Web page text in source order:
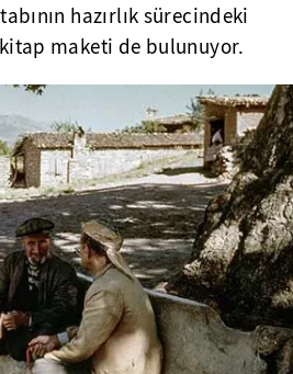
hazırlık sürecindeki
maketi de bulunuyor.